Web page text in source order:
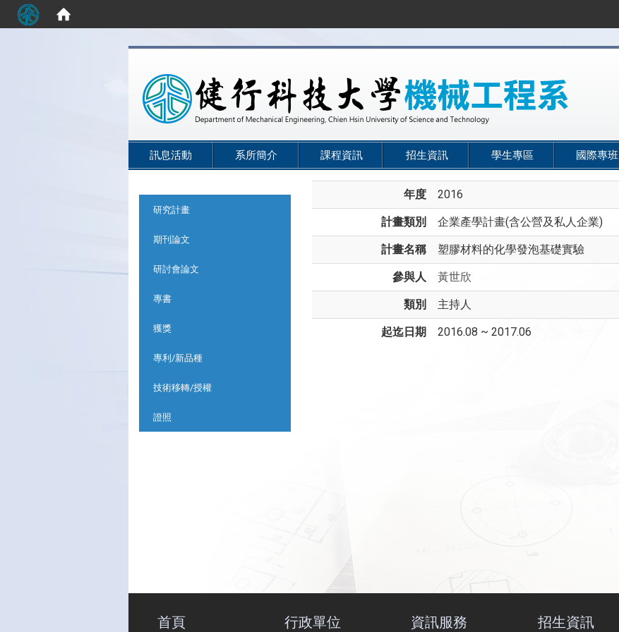
訊息活動 系所簡介 課程資訊 招生資訊 學生專區 國際專班
研究計畫
期刊論文
研討會論文
專書
獲獎
專利/新品種
技術移轉/授權
證照
年度 2016
計畫類別 企業產學計畫(含公營及私人企業)
計畫名稱 塑膠材料的化學發泡基礎實驗
參與人 黃世欣
類別 主持人
起迄日期 2016.08 ~ 2017.06
首頁 行政單位 資訊服務 招生資訊